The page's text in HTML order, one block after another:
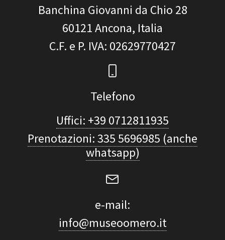
Banchina Giovanni da Chio 28
60121Ancona, Italia
C.F. e P. IVA: 02629770427
Telefono
Uffici: +39 0712811935
Prenotazioni: 335 5696985 (anche
whatsapp)
e-mail:
info@museoomero.it